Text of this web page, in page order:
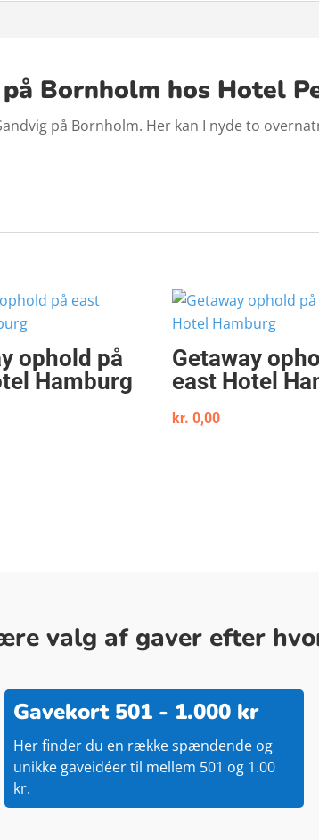
Bornholm hos Hotel
på Bornholm. Her kan I nyde to
ophold på
Hamburg
Getaway
east Hotel
kr. 0,00
valg af gaver efter
Gavekort 501 - 1.000 kr
Her finder du en række spændende og
unikke gaveidéer til mellem 501 og 1.00
kr.